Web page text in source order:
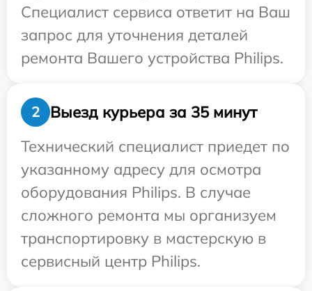
Специалист сервиса ответит на Ваш
запрос для уточнения деталей
ремонта Вашего устройства Philips.
2
Выезд курьера за 35 минут
Технический специалист приедет по
указанному адресу для осмотра
оборудования Philips. В случае
сложного ремонта мы организуем
транспортировку в мастерскую в
сервисный центр Philips.